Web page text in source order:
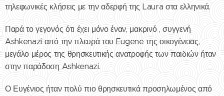
τηλεφωνικές κλήσεις με την αδερφή της Laura στα ελληνικά.
Παρά το γεγονός ότι έχει μόνο έναν, μακρινό , συγγενή
Ashkenazi από την πλευρά του Eugene της οικογένειας,
μεγάλο μέρος της θρησκευτικής ανατροφής των παιδιών ήταν
στην παράδοση Ashkenazi.
Ο Ευγένιος ήταν πολύ πιο θρησκευτικά προσηλωμένος από